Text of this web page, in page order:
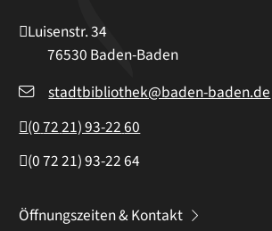
Luisenstr. 34
76530 Baden-Baden
stadtbibliothek@baden-baden.de
(07221) 93-2260
(07221) 93-2264
Öffnungszeiten & Kontakt